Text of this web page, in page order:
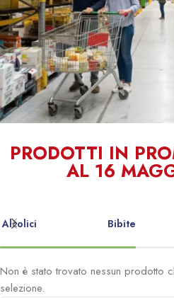
PRODOTTI IN
AL 16
Alcolici Bibite
Non è stato trovato nessun prodotto
selezione.